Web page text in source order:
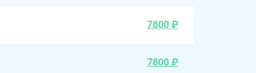
7800 ₽
7800 ₽